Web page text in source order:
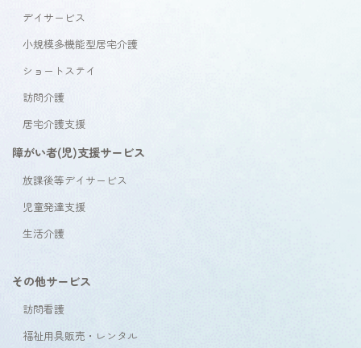
デイサービス
小規模多機能型居宅介護
ショートステイ
訪問介護
居宅介護支援
障がい者(児)支援サービス
放課後等デイサービス
児童発達支援
生活介護
その他サービス
訪問看護
福祉用具販売・レンタル